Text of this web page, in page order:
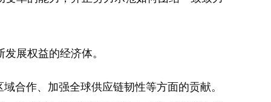
展权益的经济体。
作、加强全球供应链韧性等方面的贡献。